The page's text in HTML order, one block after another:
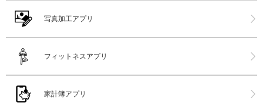
写真加工アプリ
フィットネスアプリ
家計簿アプリ